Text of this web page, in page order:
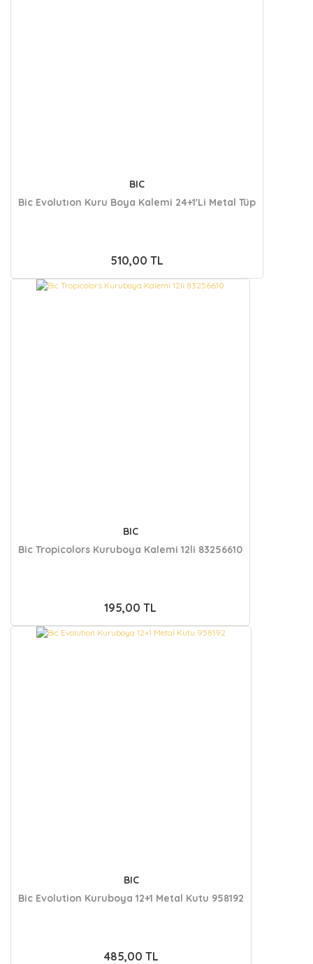
BIC
Bic Evolutıon Kuru Boya Kalemi 24+1'Li Metal Tüp
510,00 TL
BIC
Bic Tropicolors Kuruboya Kalemi 12li 83256610
195,00 TL
BIC
Bic Evolution Kuruboya 12+1 Metal Kutu 958192
485,00 TL